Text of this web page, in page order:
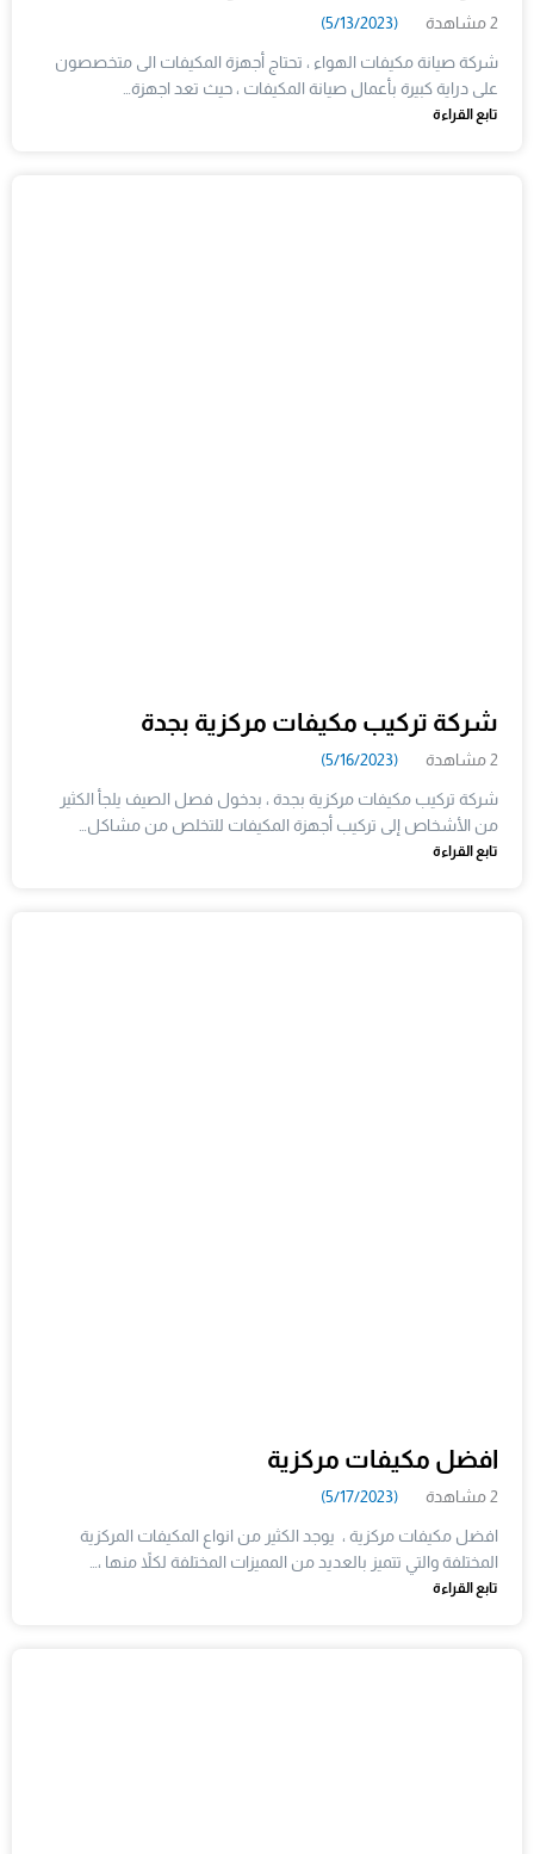
2 مشاهدة (5/13/2023)
شركة صيانة مكيفات الهواء ، تحتاج أجهزة المكيفات الى متخصصون
على دراية كبيرة بأعمال صيانة المكيفات ، حيث تعد اجهزة…
تابع القراءة
شركة تركيب مكيفات مركزية بجدة
2 مشاهدة (5/16/2023)
شركة تركيب مكيفات مركزية بجدة ، بدخول فصل الصيف يلجأ الكثير
من الأشخاص إلى تركيب أجهزة المكيفات للتخلص من مشاكل…
تابع القراءة
افضل مكيفات مركزية
2 مشاهدة (5/17/2023)
افضل مكيفات مركزية ، يوجد الكثير من انواع المكيفات المركزية
المختلفة والتي تتميز بالعديد من المميزات المختلفة لكلاً منها ،…
تابع القراءة